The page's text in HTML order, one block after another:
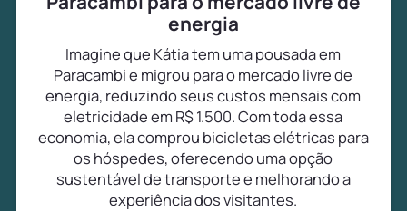
energia
Imagine que Kátia tem uma pousada em
Paracambi e migrou para o mercado livre de
energia, reduzindo seus custos mensais com
eletricidade em R$ 1.500. Com toda essa
economia, ela comprou bicicletas elétricas para
os hóspedes, oferecendo uma opção
sustentável de transporte e melhorando a
experiência dos visitantes.